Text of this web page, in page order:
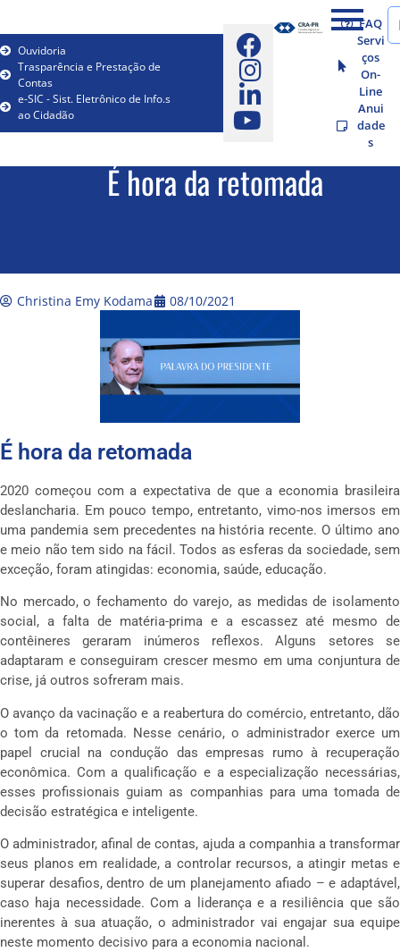
Ouvidoria
Trasparência e Prestação de
Contas
e-SIC - Sist. Eletrônico de Info.s
ao Cidadão
FAQ
Servi
ços
On-
Line
Anui
dade
s
É hora da retomada
Christina Emy Kodama 08/10/2021
É hora da retomada
2020 começou com a expectativa de que a economia brasileira
deslancharia. Em pouco tempo, entretanto, vimo-nos imersos em
uma pandemia sem precedentes na história recente. O último ano
e meio não tem sido na fácil. Todos as esferas da sociedade, sem
exceção, foram atingidas: economia, saúde, educação.
No mercado, o fechamento do varejo, as medidas de isolamento
social, a falta de matéria-prima e a escassez até mesmo de
contêineres geraram inúmeros reflexos. Alguns setores se
adaptaram e conseguiram crescer mesmo em uma conjuntura de
crise, já outros sofreram mais.
O avanço da vacinação e a reabertura do comércio, entretanto, dão
o tom da retomada. Nesse cenário, o administrador exerce um
papel crucial na condução das empresas rumo à recuperação
econômica. Com a qualificação e a especialização necessárias,
esses profissionais guiam as companhias para uma tomada de
decisão estratégica e inteligente.
O administrador, afinal de contas, ajuda a companhia a transformar
seus planos em realidade, a controlar recursos, a atingir metas e
superar desafios, dentro de um planejamento afiado – e adaptável,
caso haja necessidade. Com a liderança e a resiliência que são
inerentes à sua atuação, o administrador vai engajar sua equipe
neste momento decisivo para a economia nacional.